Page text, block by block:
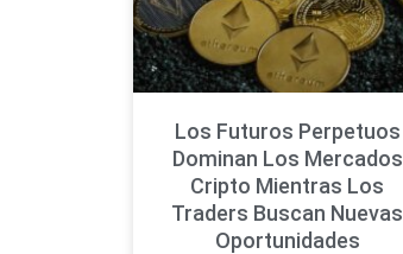
Los Futuros Perpetuos
Dominan Los Mercados
Cripto Mientras Los
Traders Buscan Nuevas
Oportunidades